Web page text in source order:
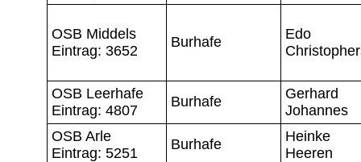
OSB Middels
Eintrag: 3652
Burhafe
Edo
OSB Leerhafe
Eintrag: 4807
Burhafe
Gerhard
Johannes
OSB Arle
Eintrag: 5251
Burhafe
Heinke
Heeren